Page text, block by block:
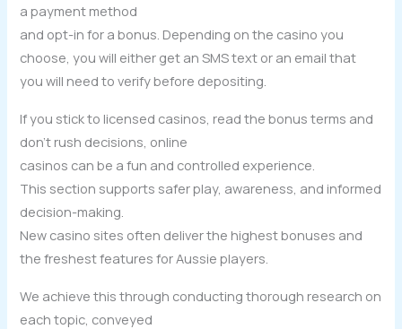
a payment method
and opt-in for a bonus. Depending on the casino you
choose, you will either get an SMS text or an email that
you will need to verify before depositing.
If you stick to licensed casinos, read the bonus terms and
don’t rush decisions, online
casinos can be a fun and controlled experience.
This section supports safer play, awareness, and informed
decision-making.
New casino sites often deliver the highest bonuses and
the freshest features for Aussie players.
We achieve this through conducting thorough research on
each topic, conveyed